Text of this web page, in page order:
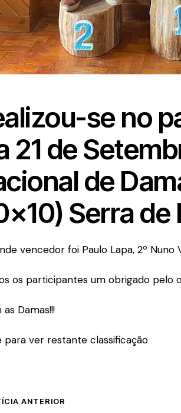
se no
21 de
de
Serra de
vencedor foi Paulo Lapa, 2º Nuno
os participantes um obrigado pelo
as Damas!!!
para ver restante classificação
ANTERIOR